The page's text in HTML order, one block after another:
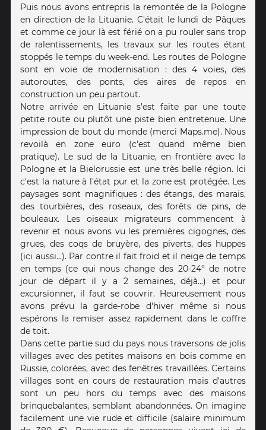
Puis nous avons entrepris la remontée de la Pologne
en direction de la Lituanie. C'était le lundi de Pâques
et comme ce jour là est férié on a pu rouler sans trop
de ralentissements, les travaux sur les routes étant
stoppés le temps du week-end. Les routes de Pologne
sont en voie de modernisation : des 4 voies, des
autoroutes, des ponts, des aires de repos en
construction un peu partout.
Notre arrivée en Lituanie s'est faite par une toute
petite route ou plutôt une piste bien entretenue. Une
impression de bout du monde (merci Maps.me). Nous
revoilà en zone euro (c'est quand même bien
pratique). Le sud de la Lituanie, en frontière avec la
Pologne et la Bielorussie est une très belle région. Ici
c'est la nature à l'état pur et la zone est protégée. Les
paysages sont magnifiques : des étangs, des marais,
des tourbières, des roseaux, des forêts de pins, de
bouleaux. Les oiseaux migrateurs commencent à
revenir et nous avons vu les premières cigognes, des
grues, des coqs de bruyère, des piverts, des huppes
(ici aussi...). Par contre il fait froid et il neige de temps
en temps (ce qui nous change des 20-24° de notre
jour de départ il y a 2 semaines, déjà...) et pour
excursionner, il faut se couvrir. Heureusement nous
avons prévu la garde-robe d'hiver même si nous
espérons la remiser assez rapidement dans le coffre
de toit.
Dans cette partie sud du pays nous traversons de jolis
villages avec des petites maisons en bois comme en
Russie, colorées, avec des fenêtres travaillées. Certains
villages sont en cours de restauration mais d'autres
sont un peu hors du temps avec des maisons
brinquebalantes, semblant abandonnées. On imagine
facilement une vie rude et difficile (salaire minimum